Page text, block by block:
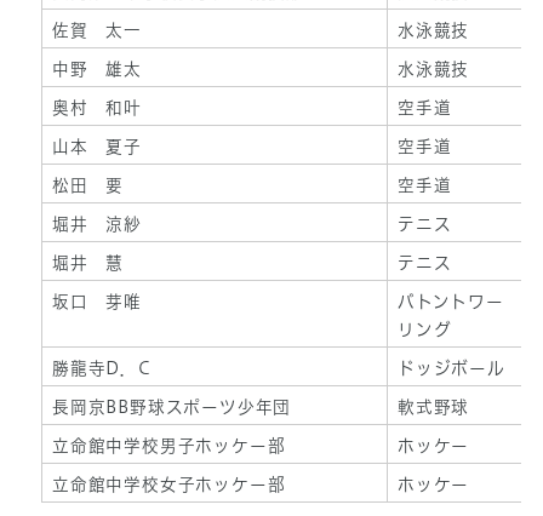
佐賀 太一 水泳競技
中野 雄太 水泳競技
奥村 和叶 空手道
山本 夏子 空手道
松田 要 空手道
堀井 涼紗 テニス
堀井 慧 テニス
坂口 芽唯
バトントワー
リング
勝龍寺D．C ドッジボール
長岡京BB野球スポーツ少年団 軟式野球
立命館中学校男子ホッケー部 ホッケー
立命館中学校女子ホッケー部 ホッケー